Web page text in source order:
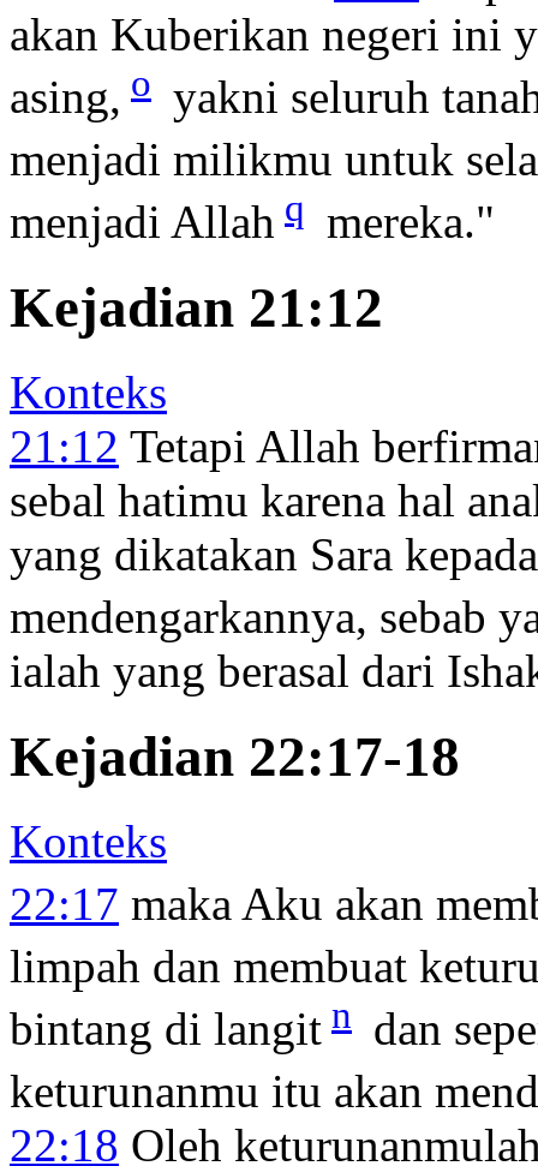
akan Kuberikan negeri ini
asing, o yakni seluruh
menjadi milikmu untuk
menjadi Allah q mereka."
Kejadian 21:12
Konteks
21:12 Tetapi Allah
sebal hatimu karena hal
yang dikatakan Sara
mendengarkannya, sebab
ialah yang berasal dari
Kejadian 22:17-18
Konteks
22:17 maka Aku akan
limpah dan membuat
bintang di langit n dan
keturunanmu itu akan
22:18 Oleh